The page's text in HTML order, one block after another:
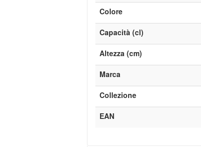
Colore
Capacità (cl)
Altezza (cm)
Marca
Collezione
EAN